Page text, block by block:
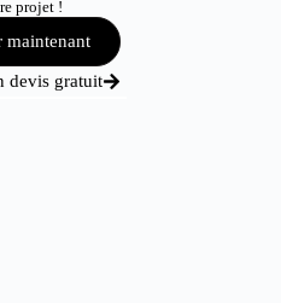
projet !
maintenant
devis gratuit